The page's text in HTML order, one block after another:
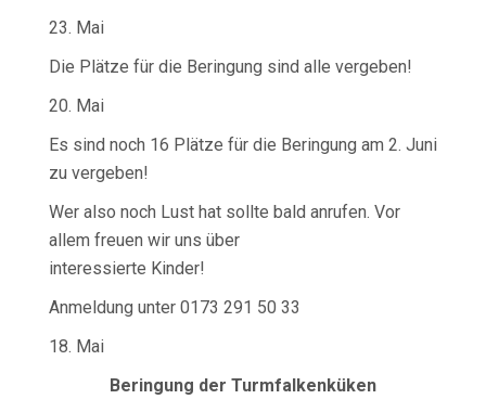
23. Mai
Die Plätze für die Beringung sind alle vergeben!
20. Mai
Es sind noch 16 Plätze für die Beringung am 2. Juni
zu vergeben!
Wer also noch Lust hat sollte bald anrufen. Vor
allem freuen wir uns über
interessierte Kinder!
Anmeldung unter 0173 291 50 33
18. Mai
Beringung der Turmfalkenküken